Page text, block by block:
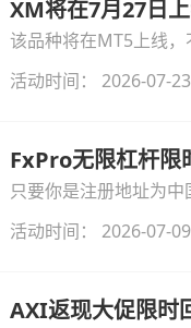
XM将在7月27日
该品种将在MT5上线，
活动时间： 2026-07-
FxPro无限杠杆限
只要你是注册地址为
自动解锁无限倍杠杆福
活动时间： 2026-07-
AXI返现大促限时